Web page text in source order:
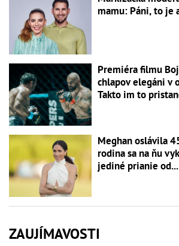
mamu: Páni, to je
Premiéra filmu
chlapov elegáni v
Takto im to
Meghan oslávila
rodina sa na ňu
jediné prianie od...
ZAUJÍMAVOSTI